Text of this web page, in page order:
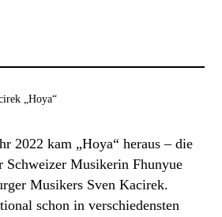
„Hoya“
2022 kam „Hoya“ heraus – die
Schweizer Musikerin Fhunyue
Musikers Sven Kacirek.
schon in verschiedensten